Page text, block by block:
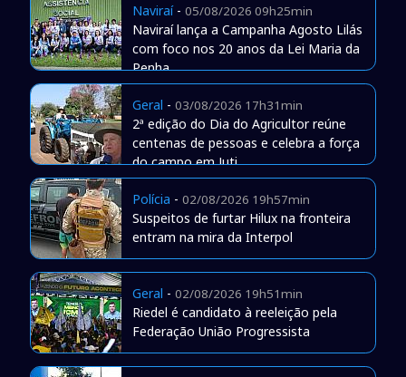
Naviraí- 05/08/2026 09h25min
Naviraí lança a Campanha Agosto Lilás
com foco nos 20 anos da Lei Maria da
Penha
Geral - 03/08/2026 17h31min
2ª edição do Dia do Agricultor reúne
centenas de pessoas e celebra a força
do campo em Juti
Polícia - 02/08/2026 19h57min
Suspeitos de furtar Hilux na fronteira
entram na mira da Interpol
Geral - 02/08/2026 19h51min
Riedel é candidato à reeleição pela
Federação União Progressista